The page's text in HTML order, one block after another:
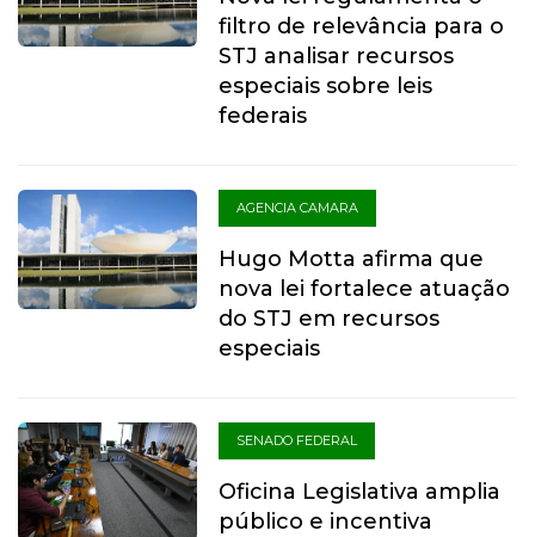
filtro de relevância para o
STJ analisar recursos
especiais sobre leis
federais
AGENCIA CAMARA
Hugo Motta afirma que
nova lei fortalece atuação
do STJ em recursos
especiais
SENADO FEDERAL
Oficina Legislativa amplia
público e incentiva